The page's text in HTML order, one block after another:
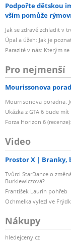
Podpořte dětskou
vším pomůže
Jak se zdravě zchladit v
Úpal a úžeh: Jak je
Parazité v nás: Kterým
Pro nejmenší
Mourissonova
Mourrisonova poradna:
Ukázka z GTA 6 bude
Forza Horizon 6
Video
Prostor X Branky,
Tvůrci StarDance o
Burkiewiczová?
František Laurin pohřeb
Ochmelka vylezl ve
Nákupy
hledejceny.cz